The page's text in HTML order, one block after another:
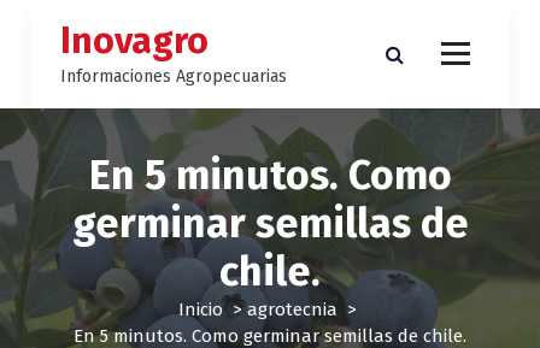
r
c
n
t
e
Inovagro
Informaciones Agropecuarias
En 5 minutos. Como
germinar semillas de
chile.
Inicio >agrotecnia >
En 5 minutos. Como germinar semillas de chile.